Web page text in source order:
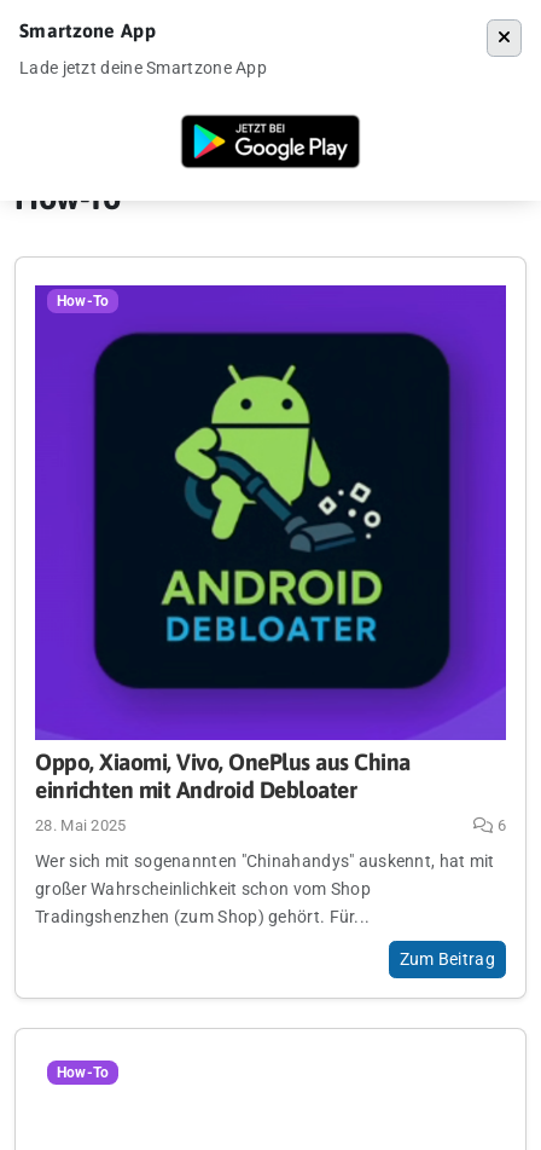
Seite 2
How-To
How-To
Oppo, Xiaomi, Vivo, OnePlus aus China
einrichten mit Android Debloater
28. Mai 2025 6
Wer sich mit sogenannten "Chinahandys" auskennt, hat mit
großer Wahrscheinlichkeit schon vom Shop
Tradingshenzhen (zum Shop) gehört. Für...
Zum Beitrag
How-To
Smartzone App
Lade jetzt deine Smartzone App